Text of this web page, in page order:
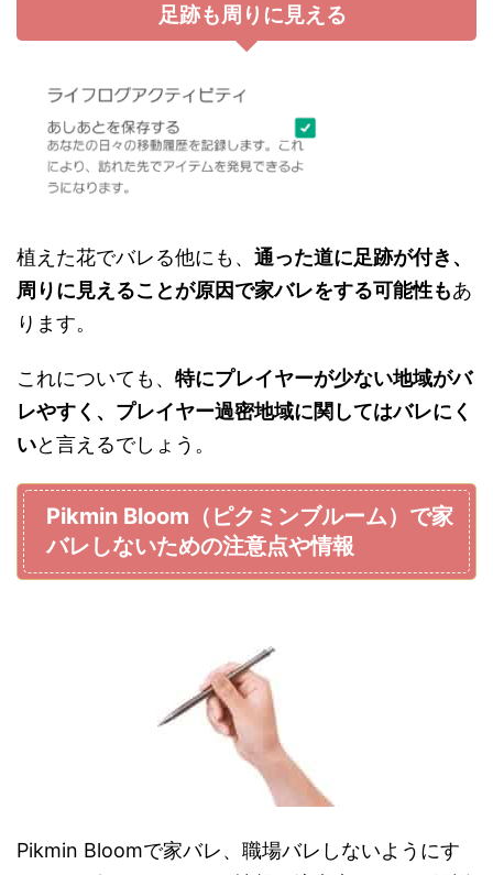
足跡も周りに見える
植えた花でバレる他にも、 通った道に足跡が付き、
周りに見えることが原因で家バレをする可能性もあ
ります。
これについても、 特にプレイヤーが少ない地域がバ
レやすく、プレイヤー過密地域に関してはバレにく
いと言えるでしょう。
Pikmin Bloom（ピクミンブルーム）で家
バレしないための注意点や情報
Pikmin Bloomで家バレ、職場バレしないようにす